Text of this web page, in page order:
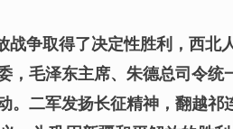
战争取得了决定性胜利，西
，毛泽东主席、朱德总司令
。二军发扬长征精神，翻越